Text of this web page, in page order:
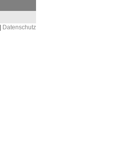
Datenschutz